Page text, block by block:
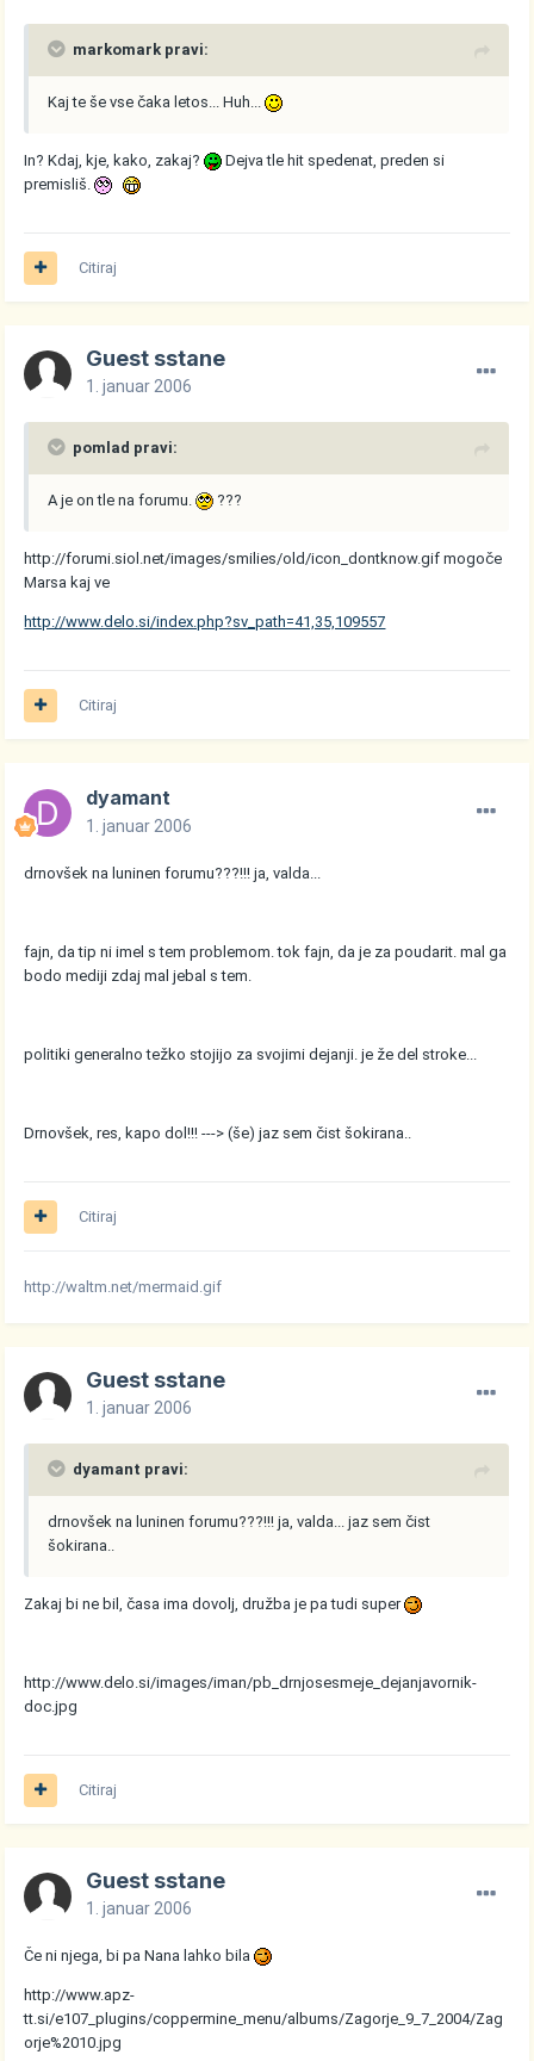
markomark pravi:
Kaj te še vse čaka letos... Huh...
In? Kdaj, kje, kako, zakaj?
Dejva tle hit spedenat, preden si
premisliš.
Citiraj
Guest sstane
1. januar 2006
pomlad pravi:
A je on tle na forumu. ???
http://forumi.siol.net/images/smilies/old/icon_dontknow.gif mogoče
Marsa kaj ve
http://www.delo.si/index.php?sv_path=41,35,109557
Citiraj
dyamant
1. januar 2006
drnovšek na luninen forumu???!!! ja, valda...
fajn, da tip ni imel s tem problemom. tok fajn, da je za poudarit. mal ga
bodo mediji zdaj mal jebal s tem.
politiki generalno težko stojijo za svojimi dejanji. je že del stroke...
Drnovšek, res, kapo dol!!! ---> (še) jaz sem čist šokirana..
Citiraj
http://waltm.net/mermaid.gif
Guest sstane
1. januar 2006
dyamant pravi:
drnovšek na luninen forumu???!!! ja, valda... jaz sem čist
šokirana..
Zakaj bi ne bil, časa ima dovolj, družba je pa tudi super
http://www.delo.si/images/iman/pb_drnjosesmeje_dejanjavornik-
doc.jpg
Citiraj
Guest sstane
1. januar 2006
Če ni njega, bi pa Nana lahko bila
http://www.apz-
tt.si/e107_plugins/coppermine_menu/albums/Zagorje_9_7_2004/Zag
orje%2010.jpg